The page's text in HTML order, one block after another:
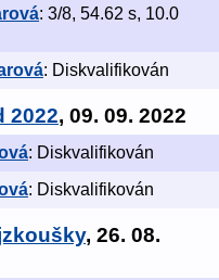
: 3/8, 54.62 s, 10.0
: Diskvalifikován
2022, 09. 09. 2022
: Diskvalifikován
: Diskvalifikován
, 26. 08.